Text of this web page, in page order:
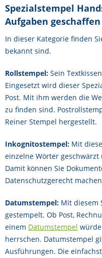
Spezialstempel
Aufgaben geschaffen
In dieser Kategorie finden
bekannt sind.
Rollstempel: Sein
Eingesetzt wird dieser
Post. Mit ihm werden die
zu finden sind.
Reiner Stempel hergestellt.
Inkognitostempel: Mit
einzelne Wörter
Damit können Sie
Datenschutzgerecht
Datumstempel: Mit diesem
gestempelt. Ob Post,
einem Datumstempel
herrschen. Datumstempel
Ausführungen. Die